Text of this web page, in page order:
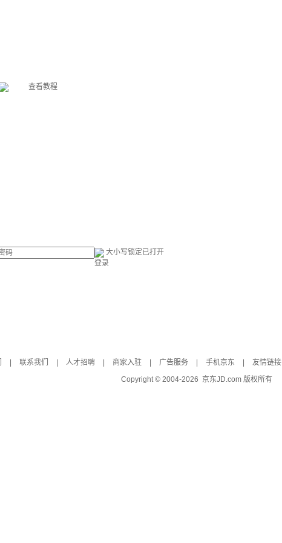
查看教程
大小写锁定已打开
登录
联系我们 人才招聘 商家入驻 广告服务 手机京东 友情链接
Copyright © 2004-2026 京东JD.com 版权所有